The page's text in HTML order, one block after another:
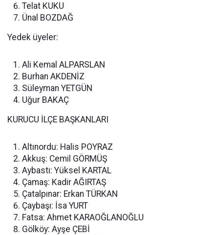
Telat KUKU
Ünal BOZDAĞ
Yedek üyeler:
Ali Kemal ALPARSLAN
Burhan AKDENİZ
Süleyman YETGÜN
Uğur BAKAÇ
KURUCU İLÇE BAŞKANLARI
Altınordu: Halis POYRAZ
Akkuş: Cemil GÖRMÜŞ
Aybastı: Yüksel KARTAL
Çamaş: Kadir AĞIRTAŞ
Çatalpınar: Erkan TÜRKAN
Çaybaşı: İsa YURT
Fatsa: Ahmet KARAOĞLANOĞLU
Gölköy: Ayşe ÇEBİ